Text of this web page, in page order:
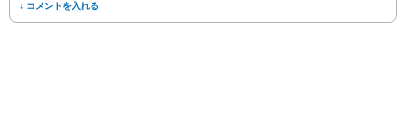
↓ コメントを入れる